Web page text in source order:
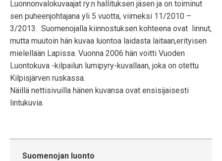
Luonnonvalokuvaajat ry:n hallituksen jäsen ja on toiminut
sen puheenjohtajana yli 5 vuotta, viimeksi 11/2010 –
3/2013. Suomenojalla kiinnostuksen kohteena ovat linnut,
mutta muutoin hän kuvaa luontoa laidasta laitaan,erityisen
mielellään Lapissa. Vuonna 2006 hän voitti Vuoden
Luontokuva -kilpailun lumipyry-kuvallaan, joka on otettu
Kilpisjärven ruskassa.
Näillä nettisivuilla hänen kuvansa ovat ensisijaisesti
lintukuvia.
Suomenojan luonto